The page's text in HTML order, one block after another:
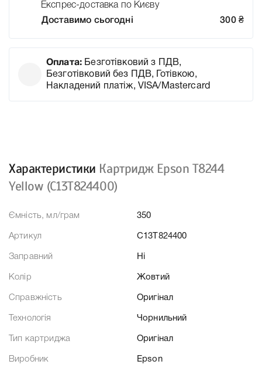
Експрес-доставка по Києву
Доставимо сьогодні
300 ₴
Оплата: Безготівковий з ПДВ,
Безготівковий без ПДВ, Готівкою,
Накладений платіж, VISA/Mastercard
Характеристики Картридж Epson T8244
Yellow (C13T824400)
Ємність, мл/грам 350
Артикул C13T824400
Заправний Ні
Колір Жовтий
Справжність Оригінал
Технологія Чорнильний
Тип картриджа Оригінал
Виробник Epson